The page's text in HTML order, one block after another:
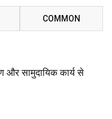
COMMON
और सामुदायिक कार्य से